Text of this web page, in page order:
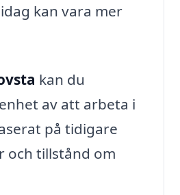
kan vara mer
kan du
av att arbeta i
på tidigare
och tillstånd om